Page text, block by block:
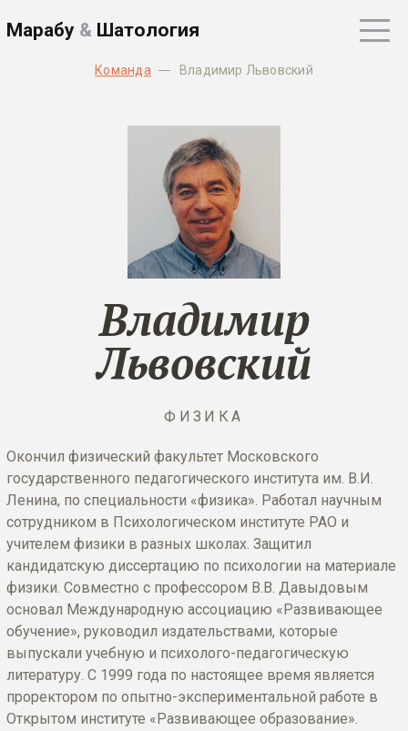
Марабу & Шатология
Команда Владимир Львовский
Владимир
Львовский
ФИЗИКА
Окончил физический факультет Московского
государственного педагогического института им. В.И.
Ленина, по специальности «физика». Работал научным
сотрудником в Психологическом институте РАО и
учителем физики в разных школах. Защитил
кандидатскую диссертацию по психологии на материале
физики. Совместно с профессором В.В. Давыдовым
основал Международную ассоциацию «Развивающее
обучение», руководил издательствами, которые
выпускали учебную и психолого-педагогическую
литературу. С 1999 года по настоящее время является
проректором по опытно-экспериментальной работе в
Открытом институте «Развивающее образование».